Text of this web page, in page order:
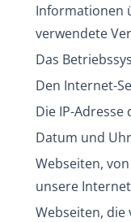
Informationen
verwendete
Das
Den Internet-
Die IP-Adresse
Datum und
Webseiten,
unsere
Webseiten, die